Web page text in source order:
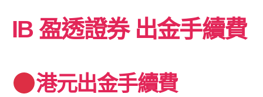
IB 盈透證券 出金手續費
港元出金手續費